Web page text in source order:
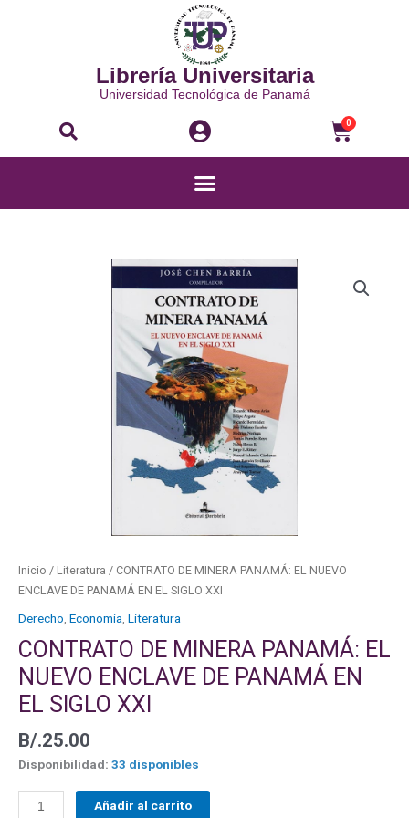
Librería Universitaria
Universidad Tecnológica de Panamá
Buscar 0
Menú
Inicio / Literatura / CONTRATO DE MINERA PANAMÁ: EL NUEVO
ENCLAVE DE PANAMÁ EN EL SIGLO XXI
Derecho Economía Literatura
CONTRATO DE MINERA PANAMÁ: EL
NUEVO ENCLAVE DE PANAMÁ EN
EL SIGLO XXI
B/.25.00
Disponibilidad: 33 disponibles
Añadir al carrito